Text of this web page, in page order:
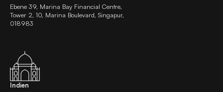
Ebene 39, Marina Bay Financial Centre,
Tower 2, 10, Marina Boulevard, Singapur,
018983
Indien